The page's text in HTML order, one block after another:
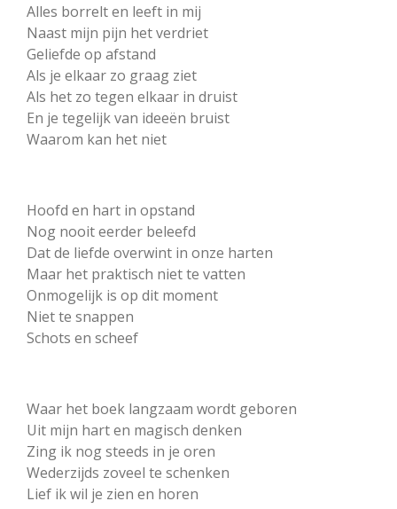
Alles borrelt en leeft in mij
Naast mijn pijn het verdriet
Geliefde op afstand
Als je elkaar zo graag ziet
Als het zo tegen elkaar in druist
En je tegelijk van ideeën bruist
Waarom kan het niet
Hoofd en hart in opstand
Nog nooit eerder beleefd
Dat de liefde overwint in onze harten
Maar het praktisch niet te vatten
Onmogelijk is op dit moment
Niet te snappen
Schots en scheef
Waar het boek langzaam wordt geboren
Uit mijn hart en magisch denken
Zing ik nog steeds in je oren
Wederzijds zoveel te schenken
Lief ik wil je zien en horen